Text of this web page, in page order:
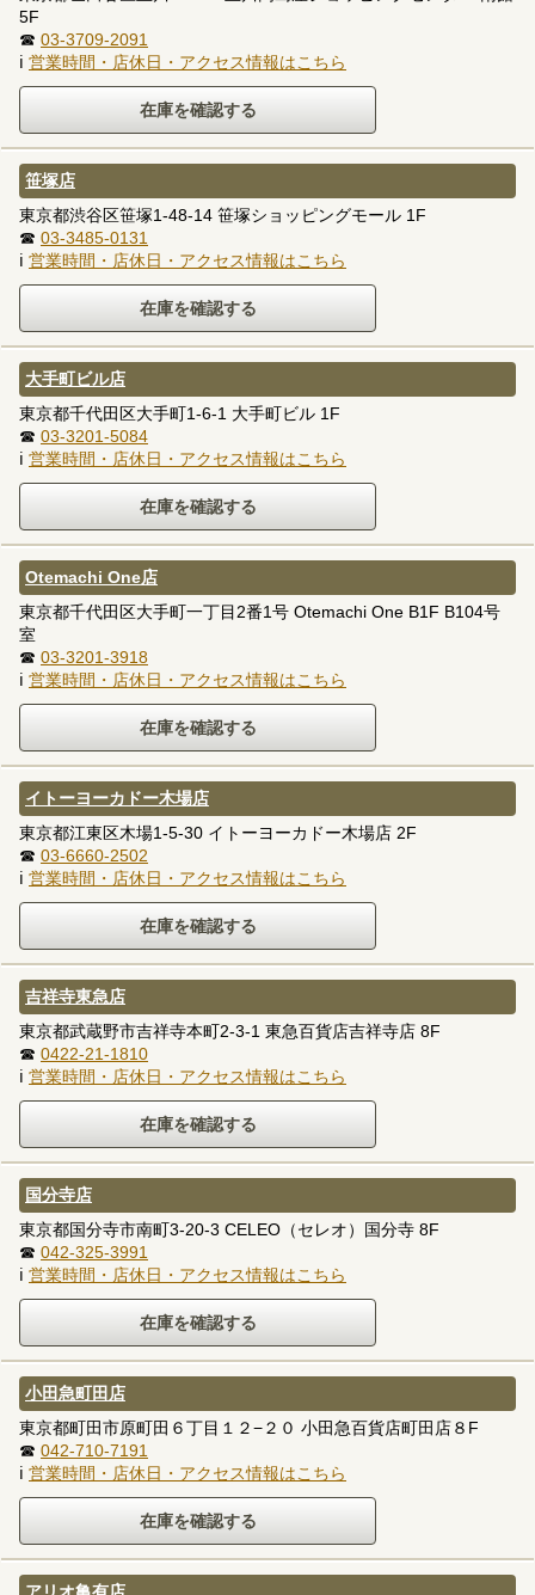
5F
☎ 03-3709-2091
ℹ 営業時間・店休日・アクセス情報はこちら
笹塚店
東京都渋谷区笹塚1-48-14 笹塚ショッピングモール 1F
☎ 03-3485-0131
ℹ 営業時間・店休日・アクセス情報はこちら
大手町ビル店
東京都千代田区大手町1-6-1 大手町ビル 1F
☎ 03-3201-5084
ℹ 営業時間・店休日・アクセス情報はこちら
Otemachi One店
東京都千代田区大手町一丁目2番1号 Otemachi One B1F B104号
室
☎ 03-3201-3918
ℹ 営業時間・店休日・アクセス情報はこちら
イトーヨーカドー木場店
東京都江東区木場1-5-30 イトーヨーカドー木場店 2F
☎ 03-6660-2502
ℹ 営業時間・店休日・アクセス情報はこちら
吉祥寺東急店
東京都武蔵野市吉祥寺本町2-3-1 東急百貨店吉祥寺店 8F
☎ 0422-21-1810
ℹ 営業時間・店休日・アクセス情報はこちら
国分寺店
東京都国分寺市南町3-20-3 CELEO（セレオ）国分寺 8F
☎ 042-325-3991
ℹ 営業時間・店休日・アクセス情報はこちら
小田急町田店
東京都町田市原町田６丁目１２−２０ 小田急百貨店町田店８F
☎ 042-710-7191
ℹ 営業時間・店休日・アクセス情報はこちら